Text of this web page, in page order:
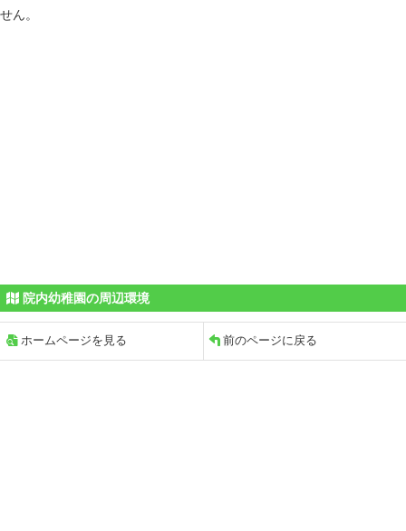
せん。
院内幼稚園の周辺環境
ホームページを見る 前のページに戻る